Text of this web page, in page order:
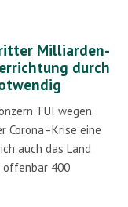
Milliarden-
durch
TUI wegen
Corona–Krise eine
auch das Land
offenbar 400